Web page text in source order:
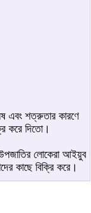
এবং শত্রুতার কারণে
করে দিতো।
লোকেরা আইয়ুব
কাছে বিক্রি করে।